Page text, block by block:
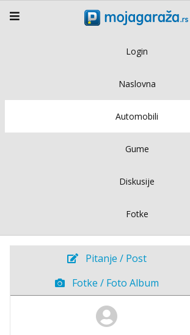
Login
Naslovna
Automobili
Gume
Diskusije
Fotke
Pitanje / Post
Fotke / Foto Album